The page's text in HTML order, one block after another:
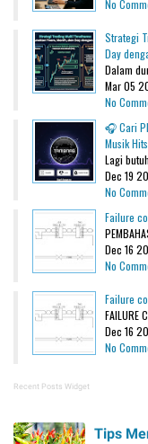
No
Strategi
Day
Dalam
Mar 05
No
🎧 Cari
Musik
Lagi
Dec 19
No
Failure
Dec 16
No
Failure
FAILURE
Dec 16
No
Recent Posts Widget
Tips